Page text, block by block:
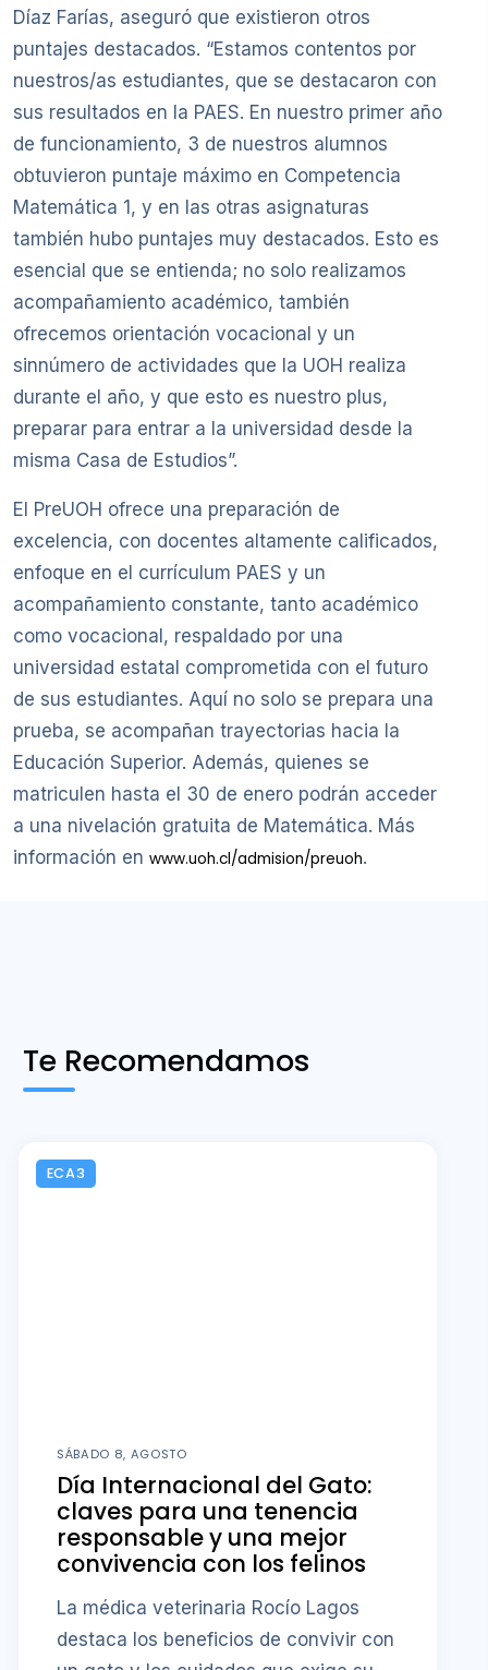
Díaz Farías, aseguró que existieron otros
puntajes destacados. “Estamos contentos por
nuestros/as estudiantes, que se destacaron con
sus resultados en la PAES. En nuestro primer año
de funcionamiento, 3 de nuestros alumnos
obtuvieron puntaje máximo en Competencia
Matemática 1, y en las otras asignaturas
también hubo puntajes muy destacados. Esto es
esencial que se entienda; no solo realizamos
acompañamiento académico, también
ofrecemos orientación vocacional y un
sinnúmero de actividades que la UOH realiza
durante el año, y que esto es nuestro plus,
preparar para entrar a la universidad desde la
misma Casa de Estudios”.
El PreUOH ofrece una preparación de
excelencia, con docentes altamente calificados,
enfoque en el currículum PAES y un
acompañamiento constante, tanto académico
como vocacional, respaldado por una
universidad estatal comprometida con el futuro
de sus estudiantes. Aquí no solo se prepara una
prueba, se acompañan trayectorias hacia la
Educación Superior. Además, quienes se
matriculen hasta el 30 de enero podrán acceder
a una nivelación gratuita de Matemática. Más
información en www.uoh.cl/admision/preuoh.
Te Recomendamos
ECA3
SÁBADO 8, AGOSTO
Día Internacional del Gato:
claves para una tenencia
responsable y una mejor
convivencia con los felinos
La médica veterinaria Rocío Lagos
destaca los beneficios de convivir con